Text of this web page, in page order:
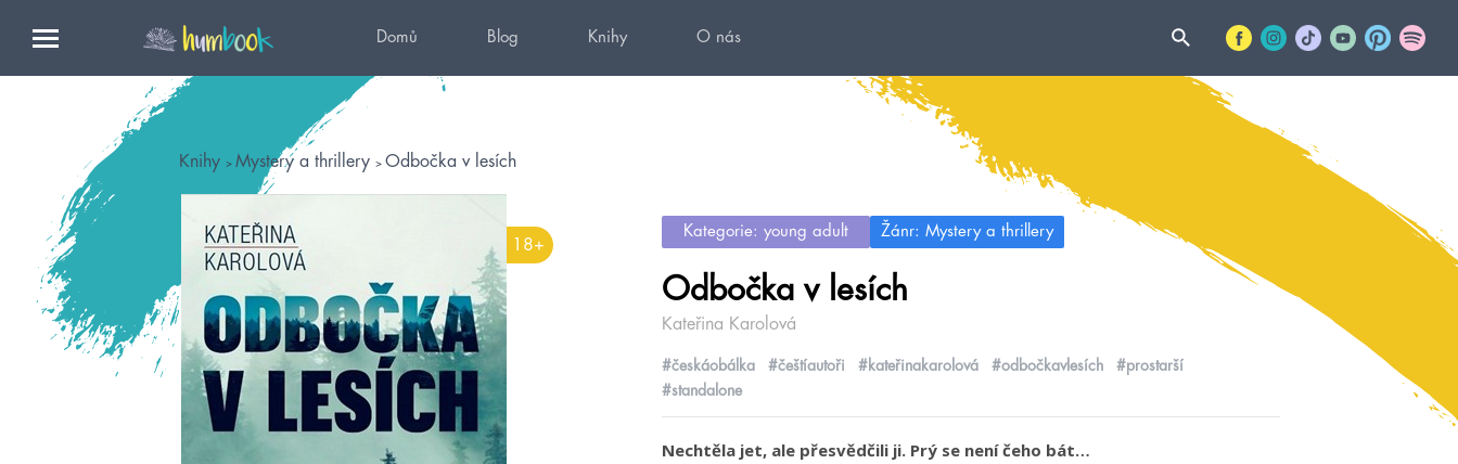
Domů Blog Knihy O nás
Knihy Mystery a thrillery Odbočka v lesích
18+
Kategorie: young adult Žánr: Mystery a thrillery
Odbočka v lesích
Kateřina Karolová
#českáobálka #češtíautoři #kateřinakarolová #odbočkavlesích
#prostarší
#standalone
Nechtěla jet, ale přesvědčili ji. Prý se není čeho bát…